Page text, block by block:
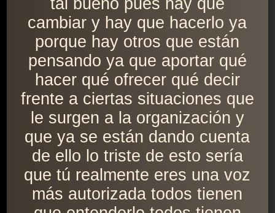
tal bueno pues hay que
cambiar y hay que hacerlo ya
porque hay otros que están
pensando ya que aportar qué
hacer qué ofrecer qué decir
frente a ciertas situaciones que
le surgen a la organización y
que ya se están dando cuenta
de ello lo triste de esto sería
que tú realmente eres una voz
más autorizada todos tienen